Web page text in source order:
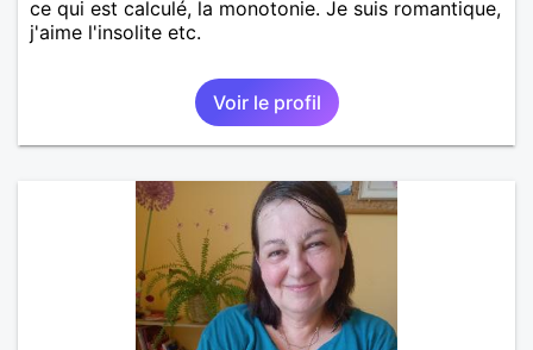
ce qui est calculé, la monotonie. Je suis romantique,
j'aime l'insolite etc.
Voir le profil